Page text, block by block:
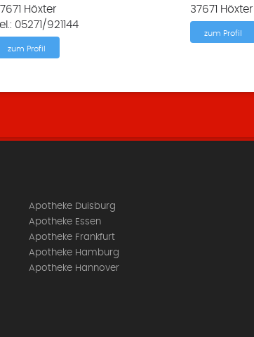
Höxter
05271/921144
zum Profil
37671 Höxter
zum Profil
Apotheke Duisburg
Apotheke Essen
Apotheke Frankfurt
Apotheke Hamburg
Apotheke Hannover